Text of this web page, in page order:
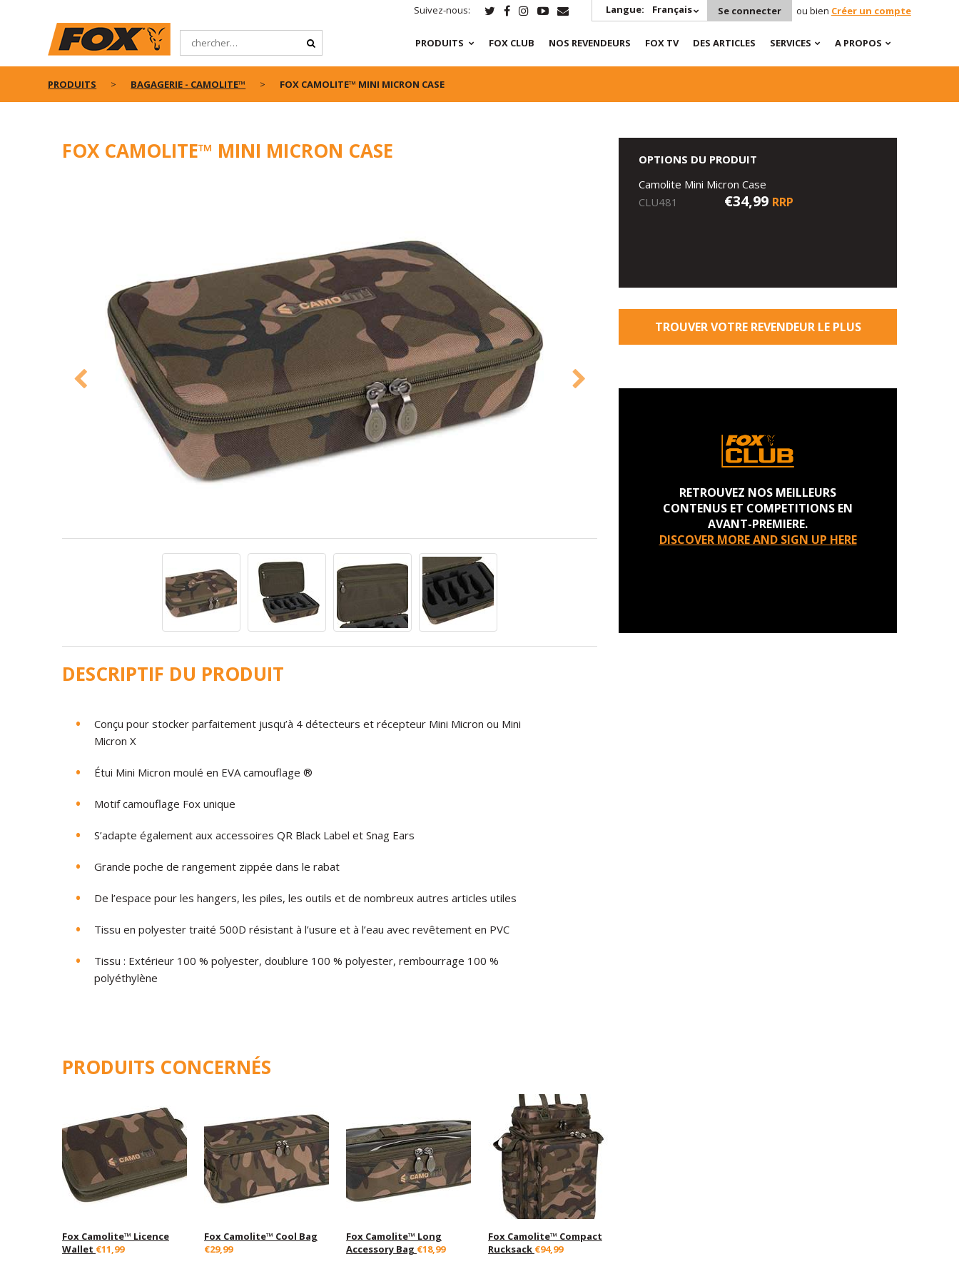
Suivez-nous: Langue: Français Se connecter ou bien Créer un compte
PRODUITS FOX CLUB NOS REVENDEURS FOX TV DES ARTICLES SERVICES A PROPOS
PRODUITS BAGAGERIE - CAMOLITE™ FOX CAMOLITE™ MINI MICRON CASE
FOX CAMOLITE™ MINI MICRON CASE
DESCRIPTIF DU PRODUIT
Conçu pour stocker parfaitement jusqu’à 4 détecteurs et récepteur Mini Micron ou Mini
Micron X
Étui Mini Micron moulé en EVA camouflage ®
Motif camouflage Fox unique
S’adapte également aux accessoires QR Black Label et Snag Ears
Grande poche de rangement zippée dans le rabat
De l’espace pour les hangers, les piles, les outils et de nombreux autres articles utiles
Tissu en polyester traité 500D résistant à l’usure et à l’eau avec revêtement en PVC
Tissu : Extérieur 100 % polyester, doublure 100 % polyester, rembourrage 100 %
polyéthylène
OPTIONS DU PRODUIT
Camolite Mini Micron Case
CLU481
€34,99 RRP
TROUVER VOTRE REVENDEUR LE PLUS
RETROUVEZ NOS MEILLEURS
CONTENUS ET COMPETITIONS EN
AVANT-PREMIERE.
DISCOVER MORE AND SIGN UP HERE
PRODUITS CONCERNÉS
Fox Camolite™ Licence
Wallet €11,99
Fox Camolite™ Cool Bag
€29,99
Fox Camolite™ Long
Accessory Bag €18,99
Fox Camolite™ Compact
Rucksack €94,99